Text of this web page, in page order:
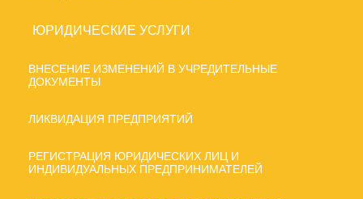
ЮРИДИЧЕСКИЕ УСЛУГИ
ВНЕСЕНИЕ ИЗМЕНЕНИЙ В УЧРЕДИТЕЛЬНЫЕ
ДОКУМЕНТЫ
ЛИКВИДАЦИЯ ПРЕДПРИЯТИЙ
РЕГИСТРАЦИЯ ЮРИДИЧЕСКИХ ЛИЦ И
ИНДИВИДУАЛЬНЫХ ПРЕДПРИНИМАТЕЛЕЙ